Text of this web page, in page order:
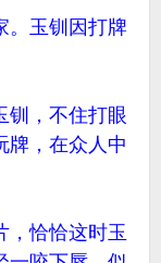
。玉钏因打牌
钏，不住打眼
牌，在众人中
，恰恰这时玉